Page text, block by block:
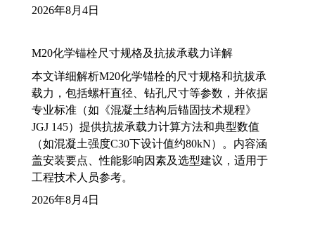
2026年8月4日
M20化学锚栓尺寸规格及抗拔承载力详解
本文详细解析M20化学锚栓的尺寸规格和抗拔承
载力，包括螺杆直径、钻孔尺寸等参数，并依据
专业标准（如《混凝土结构后锚固技术规程》
JGJ 145）提供抗拔承载力计算方法和典型数值
（如混凝土强度C30下设计值约80kN）。内容涵
盖安装要点、性能影响因素及选型建议，适用于
工程技术人员参考。
2026年8月4日